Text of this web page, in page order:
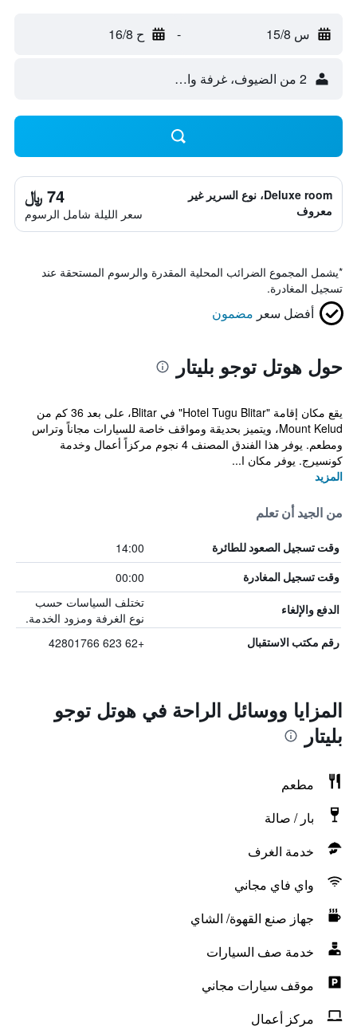
س 15/8 - ح 16/8
2 من الضيوف، غرفة واحدة
Deluxe room، نوع السرير غير
معروف
74 ﷼
سعر الليلة شامل الرسوم
*يشمل المجموع الضرائب المحلية المقدرة والرسوم المستحقة عند
تسجيل المغادرة.
أفضل سعر مضمون
حول هوتل توجو بليتار
يقع مكان إقامة "Hotel Tugu Blitar" في Blitar، على بعد 36 كم من
Mount Kelud، ويتميز بحديقة ومواقف خاصة للسيارات مجاناً وتراس
ومطعم. يوفر هذا الفندق المصنف 4 نجوم مركزاً أعمال وخدمة
كونسيرج. يوفر مكان ا...
المزيد
من الجيد أن تعلم
وقت تسجيل الصعود للطائرة 14:00
وقت تسجيل المغادرة 00:00
الدفع والإلغاء
تختلف السياسات حسب
نوع الغرفة ومزود الخدمة.
رقم مكتب الاستقبال +62 623 42801766
المزايا ووسائل الراحة في هوتل توجو
بليتار
مطعم
بار / صالة
خدمة الغرف
واي فاي مجاني
جهاز صنع القهوة/ الشاي
خدمة صف السيارات
موقف سيارات مجاني
مركز أعمال